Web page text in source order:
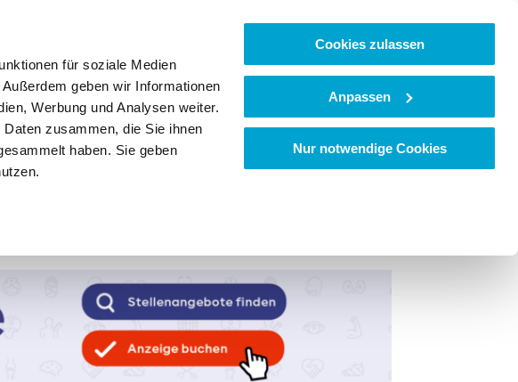
für soziale Medien
geben wir Informationen
Werbung und Analysen weiter.
zusammen, die Sie ihnen
haben. Sie geben
Cookies zulassen
Anpassen
Nur notwendige Cookies